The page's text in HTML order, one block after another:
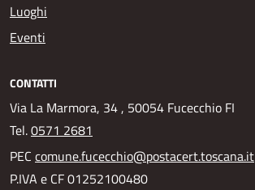
Luoghi
Eventi
CONTATTI
Via La Marmora, 34 , 50054 Fucecchio FI
Tel.0571 2681
PEC comune.fucecchio@postacert.toscana.it
P.IVA e CF 01252100480